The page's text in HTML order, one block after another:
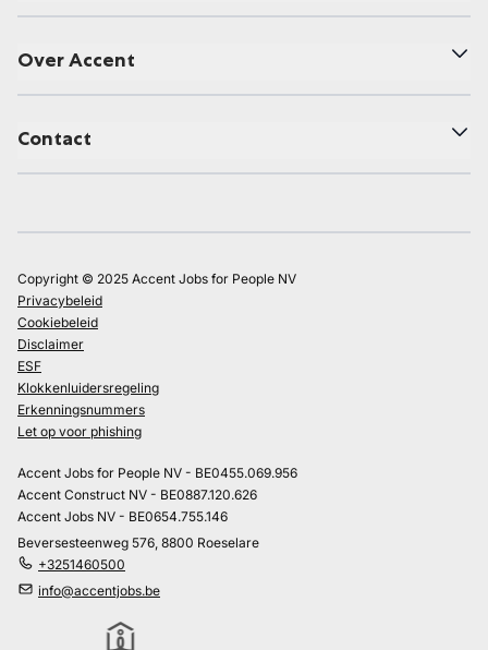
Over Accent
Contact
Copyright © 2025 Accent Jobs for People NV
Privacybeleid
Cookiebeleid
Disclaimer
ESF
Klokkenluidersregeling
Erkenningsnummers
Let op voor phishing
Accent Jobs for People NV - BE0455.069.956
Accent Construct NV - BE0887.120.626
Accent Jobs NV - BE0654.755.146
Beversesteenweg 576, 8800 Roeselare
+3251460500
info@accentjobs.be